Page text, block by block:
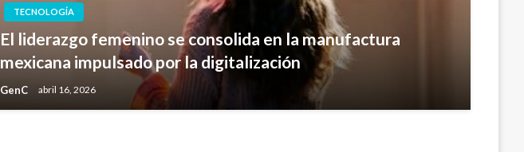
TECNOLOGÍA
El liderazgo femenino se consolida en la manufactura
mexicana impulsado por la digitalización
GenC abril 16, 2026